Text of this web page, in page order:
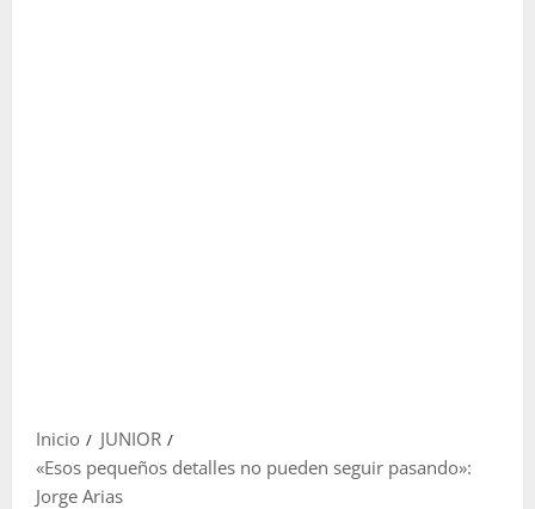
Inicio
JUNIOR
«Esos pequeños detalles no pueden seguir pasando»:
Jorge Arias